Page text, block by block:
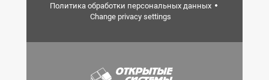
Политика обработки персональных данных
Change privacy settings